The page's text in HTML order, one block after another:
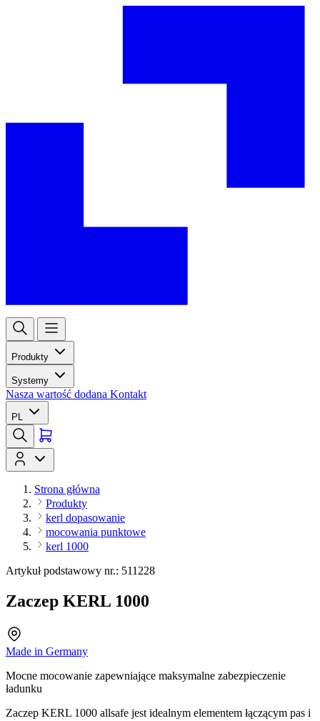
Produkty
Systemy
Nasza wartość dodana Kontakt
PL
Strona główna
Produkty
kerl dopasowanie
mocowania punktowe
kerl 1000
Artykuł podstawowy nr.: 511228
Zaczep KERL 1000
Made in Germany
Mocne mocowanie zapewniające maksymalne zabezpieczenie
ładunku
Zaczep KERL 1000 allsafe jest idealnym elementem łączącym pas i